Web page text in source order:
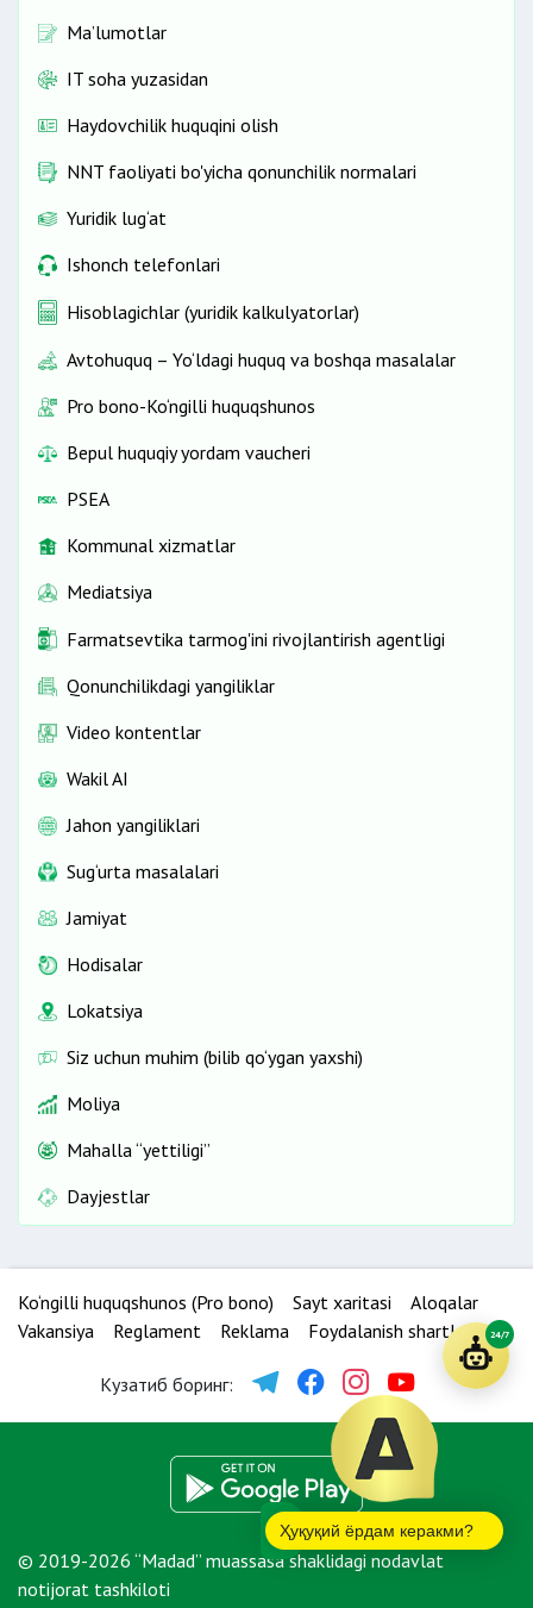
Ma’lumotlar
IT soha yuzasidan
Haydovchilik huquqini olish
NNT faoliyati bo'yicha qonunchilik normalari
Yuridik lug‘at
Ishonch telefonlari
Hisoblagichlar (yuridik kalkulyatorlar)
Avtohuquq – Yo‘ldagi huquq va boshqa masalalar
Pro bono-Ko‘ngilli huquqshunos
Bepul huquqiy yordam vaucheri
PSEA
Kommunal xizmatlar
Mediatsiya
Farmatsevtika tarmog'ini rivojlantirish agentligi
Qonunchilikdagi yangiliklar
Video kontentlar
Wakil AI
Jahon yangiliklari
Sug‘urta masalalari
Jamiyat
Hodisalar
Lokatsiya
Siz uchun muhim (bilib qo‘ygan yaxshi)
Moliya
Mahalla “yettiligi”
Dayjestlar
Ko‘ngilli huquqshunos (Pro bono) Sayt xaritasi
Aloqalar
Vakansiya
Reglament Reklama Foydalanish shartlari
Кузатиб боринг:
© 2019-2026 “Madad” muassasa shaklidagi nodavlat
notijorat tashkiloti
Ҳуқуқий ёрдам керакми?
24/7